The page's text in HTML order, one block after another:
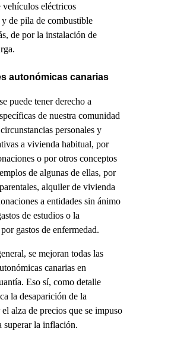
vehículos eléctricos
de pila de combustible
de por la instalación de
autonómicas canarias
puede tener derecho a
de nuestra comunidad
personales y
a vivienda habitual, por
o por otros conceptos
de algunas de ellas, por
alquiler de vivienda
a entidades sin ánimo
de estudios o la
gastos de enfermedad.
se mejoran todas las
canarias en
Eso sí, como detalle
la desaparición de la
alza de precios que se impuso
superar la inflación.